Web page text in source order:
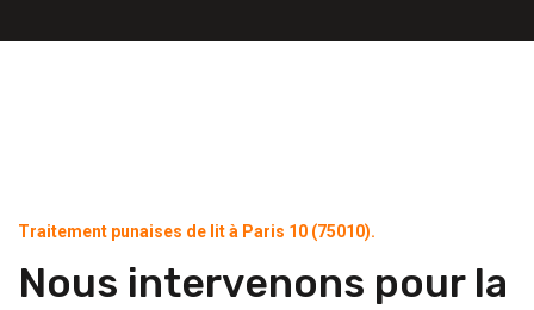
Traitement punaises de lit à Paris 10 (75010).
Nous intervenons pour la